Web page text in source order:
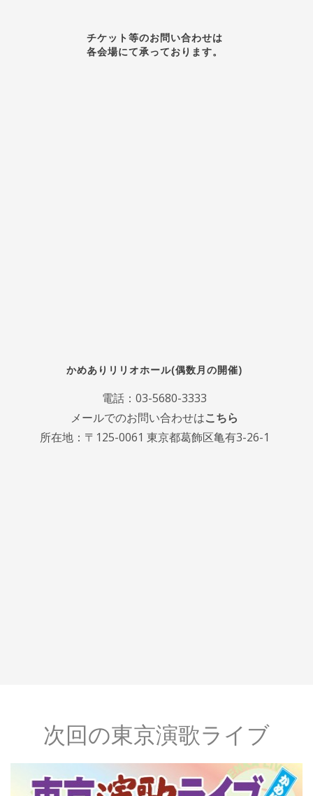
チケット等のお問い合わせは
各会場にて承っております。
かめありリリオホール(偶数月の開催)
電話：03-5680-3333
メールでのお問い合わせはこちら
所在地：〒125-0061 東京都葛飾区亀有3-26-1
次回の東京演歌ライブ